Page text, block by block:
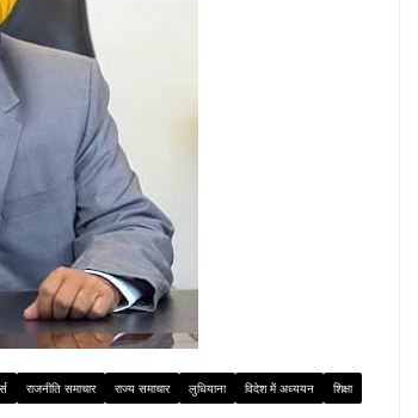
राजनीति समाचार राज्य समाचार लुधियाना विदेश में अध्ययन शिक्षा